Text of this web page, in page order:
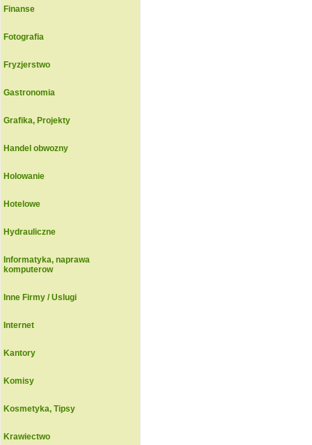
Finanse
Fotografia
Fryzjerstwo
Gastronomia
Grafika, Projekty
Handel obwozny
Holowanie
Hotelowe
Hydrauliczne
Informatyka, naprawa
komputerow
Inne Firmy / Uslugi
Internet
Kantory
Komisy
Kosmetyka, Tipsy
Krawiectwo